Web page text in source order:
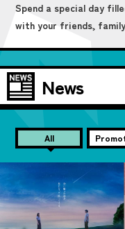
Spend a special day
with your friends,
News
All